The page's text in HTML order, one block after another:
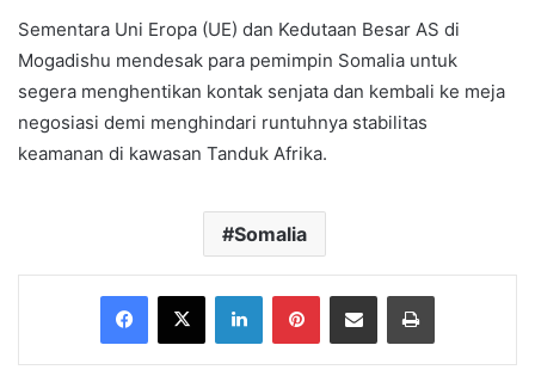
Sementara Uni Eropa (UE) dan Kedutaan Besar AS di
Mogadishu mendesak para pemimpin Somalia untuk
segera menghentikan kontak senjata dan kembali ke meja
negosiasi demi menghindari runtuhnya stabilitas
keamanan di kawasan Tanduk Afrika.
Somalia
Facebook
X LinkedInPinterestShare via Email Print